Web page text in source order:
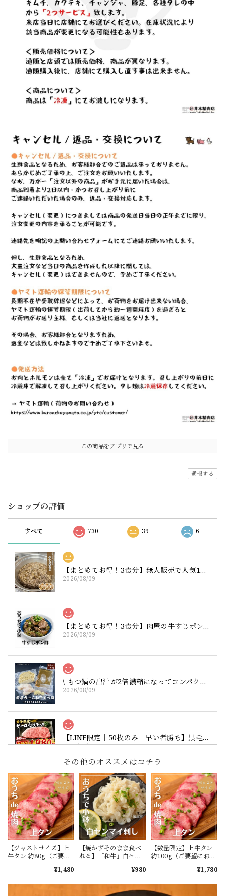
この商品をアプリで見る
通報する
ショップの評価
すべて 730 39 6
【まとめてお得！3食分】無人販売で人気1位！肉屋のホロホロ大根が入った牛すじ煮込み180g×3（ニクホル＆井本精肉のInstagramフォローお願いします）
2026/08/09
【まとめてお得！3食分】肉屋の牛すじポン酢 200g×3
2026/08/09
\ もつ鍋の出汁が2倍濃縮になってコンパクトになりました / 無人販売人気4位！一人で「あご出汁醬油」和牛もつ鍋（アルミ鍋無し）醤油ベースの出汁に和牛ホルモンが染み込みます。お好みの野菜を追加してもつ鍋の完成！離れて暮らすお子様へ、こっそり贅沢ランチやいつもの夕食に最適♪（ニクホル＆井本精肉のInstagramフォローお願いします）
2026/08/09
【LINE限定｜50枚のみ｜早い者勝ち】黒毛和牛 特選ステーキ 1980円（社長判断の特価）
2026/08/09
【焼かずそのまま食べれる】「和牛」黒せんまい刺し 約80g ※酢味噌は別売りです【注意】ハマる人続出！酢味噌等を付けて食べたら止まりません（生産量が少ない為、数量制限中です）
2026/08/05
お盆休みに食べる予定で注文しました。 発送も早く感謝し
ています。 せんまいが好きなので 食べるのが楽しみです。
またよろしくお願いします。
\ 今動画で話題のあのマルチョウをご自宅で / ★井本精肉のYouTubeで焼き方動画アップしました★【ジャストサイズ】芝浦直送 和牛大トロホルモン「マルチョウ」約100g（小腸）※他のホルモンと同様に食べやすい大きさにカットしてお届けします（長くはありません）
その他のオススメはコチラ
【ジャストサイズ】上
牛タン 約80g（ご要望
¥1,480
【焼かずそのまま食べ
れる】「和牛」白せん
味噌は別売りです【注
味噌等を付けて食べた
¥980
【数量限定】上牛タン
約100g（ご要望にお応
¥1,780